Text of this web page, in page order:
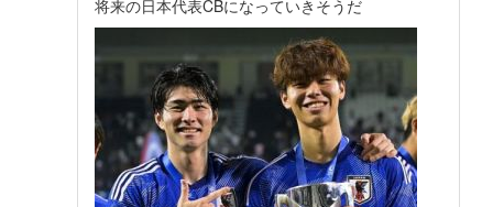
将来の日本代表CBになっていきそうだ